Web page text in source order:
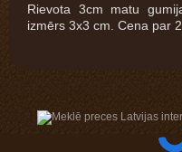
Rievota 3cm matu
izmērs 3x3 cm. Cena par 2